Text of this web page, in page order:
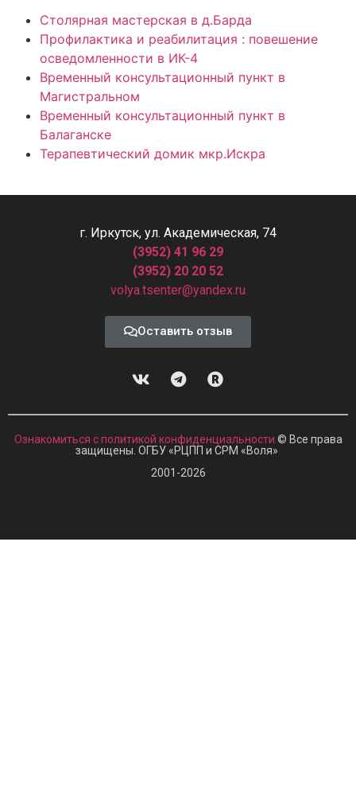
Столярная мастерская в д.Барда
Профилактика и реабилитация : повешение
осведомленности в ИК-4
Временный консультационный пункт в
Магистральном
Временный консультационный пункт в
Балаганске
Терапевтический домик мкр.Искра
г. Иркутск, ул. Академическая, 74
(3952) 41 96 29
(3952) 20 20 52
volya.tsenter@yandex.ru
Оставить отзыв
Ознакомиться с политикой конфиденциальности © Все права
защищены. ОГБУ «РЦПП и СРМ «Воля»
2001-2026